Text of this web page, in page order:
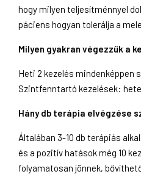
hogy milyen teljesítménnyel
páciens hogyan tolerálja a
Milyen gyakran végezzük a
Heti 2 kezelés mindenképpen
Szintfenntartó kezelések:
Hány db terápia elvégzése
Általában 3-10 db terápiás
és a pozitív hatások még 10
folyamatosan jönnek,